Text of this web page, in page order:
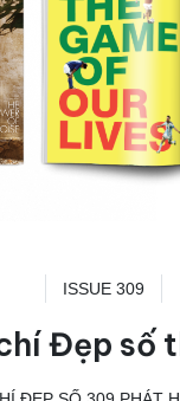
ISSUE 309
Đẹp số